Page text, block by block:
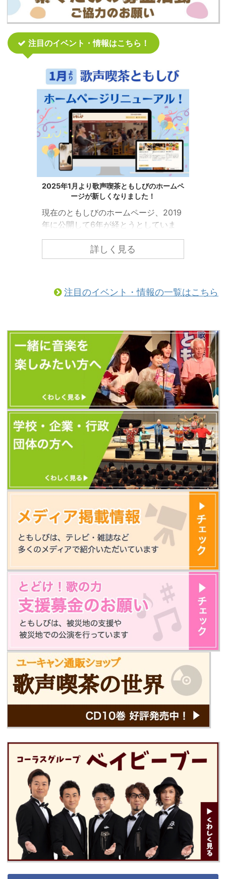
注目のイベント・情報はこちら！
2025年1月より歌声喫茶ともしびのホームペ
ージが新しくなりました！
現在のともしびのホームページ、2019
年に公開して6年が経とうとしていま
しび」の情報をもっと皆様にわかりや
すくお届けするために、ホームページ
（以前とURLが変更になっています）
べて、歌声喫茶ともしびの新しいホー
ムページから発信します。 新しいホー
ムページに「更新お知らせメール」を
設置しました。 ...
詳しく見る
注目のイベント・情報の一覧はこちら